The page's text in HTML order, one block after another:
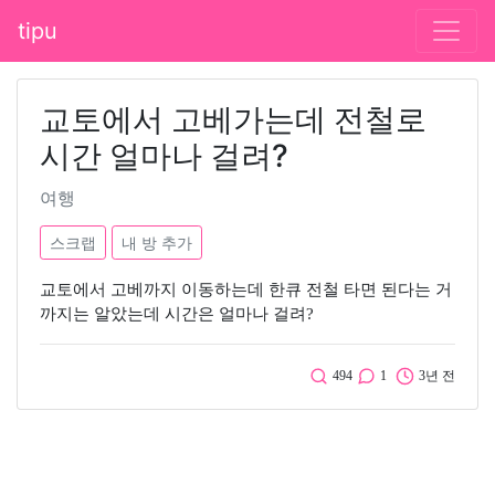
tipu
교토에서 고베가는데 전철로
시간 얼마나 걸려?
여행
스크랩 내 방 추가
교토에서 고베까지 이동하는데 한큐 전철 타면 된다는 거
까지는 알았는데 시간은 얼마나 걸려?
494 1 3년 전